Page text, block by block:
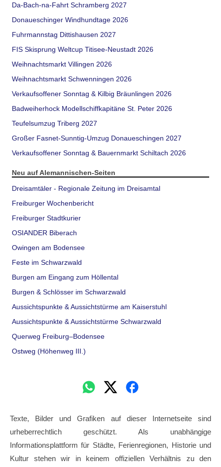
Da-Bach-na-Fahrt Schramberg 2027
Donaueschinger Windhundtage 2026
Fuhrmannstag Dittishausen 2027
FIS Skisprung Weltcup Titisee-Neustadt 2026
Weihnachtsmarkt Villingen 2026
Weihnachtsmarkt Schwenningen 2026
Verkaufsoffener Sonntag & Kilbig Bräunlingen 2026
Badweiherhock Modellschiffkapitäne St. Peter 2026
Teufelsumzug Triberg 2027
Großer Fasnet-Sunntig-Umzug Donaueschingen 2027
Verkaufsoffener Sonntag & Bauernmarkt Schiltach 2026
Neu auf Alemannischen-Seiten
Dreisamtäler - Regionale Zeitung im Dreisamtal
Freiburger Wochenbericht
Freiburger Stadtkurier
OSIANDER Biberach
Owingen am Bodensee
Feste im Schwarzwald
Burgen am Eingang zum Höllental
Burgen & Schlösser im Schwarzwald
Aussichtspunkte & Aussichtstürme am Kaiserstuhl
Aussichtspunkte & Aussichtstürme Schwarzwald
Querweg Freiburg–Bodensee
Ostweg (Höhenweg III.)
Texte, Bilder und Grafiken auf dieser Internetseite sind
urheberrechtlich geschützt. Als unabhängige
Informationsplattform für Städte, Ferienregionen, Historie und
Kultur stehen wir in keinem offiziellen Verhältnis zu den